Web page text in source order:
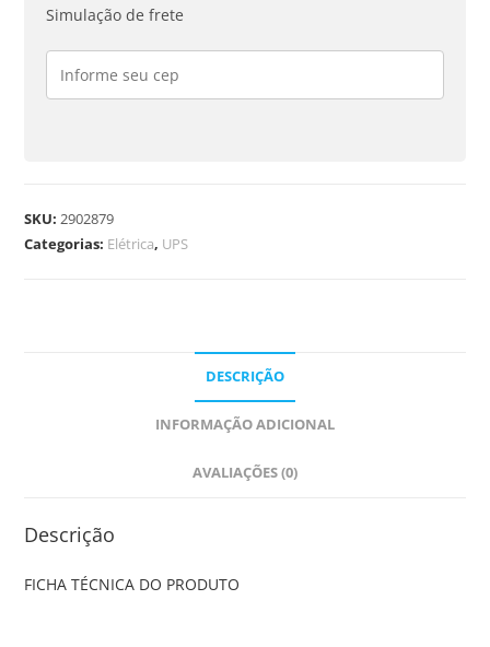
Simulação de frete
SKU: 2902879
Categorias: Elétrica, UPS
DESCRIÇÃO
INFORMAÇÃO ADICIONAL
AVALIAÇÕES (0)
Descrição
FICHA TÉCNICA DO PRODUTO